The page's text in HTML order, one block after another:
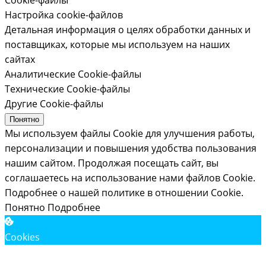
Настройка cookie-файлов
Детальная информация о целях обработки данных и
поставщиках, которые мы используем на наших
сайтах
Аналитические Cookie-файлы
Технические Cookie-файлы
Другие Cookie-файлы
Понятно
Мы используем файлы Cookie для улучшения работы,
персонализации и повышения удобства пользования
нашим сайтом. Продолжая посещать сайт, вы
соглашаетесь на использование нами файлов Cookie.
Подробнее о нашей политике в отношении Cookie.
Понятно Подробнее
Cookies